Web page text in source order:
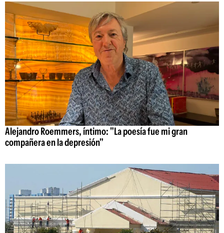
Alejandro Roemmers, íntimo: "La poesía fue mi gran
compañera en la depresión"